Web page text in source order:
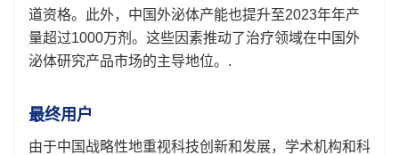
道资格。此外，中国外泌体产能也提升至2023年年产
量超过1000万剂。这些因素推动了治疗领域在中国外
泌体研究产品市场的主导地位。.
最终用户
由于中国战略性地重视科技创新和发展，学术机构和科